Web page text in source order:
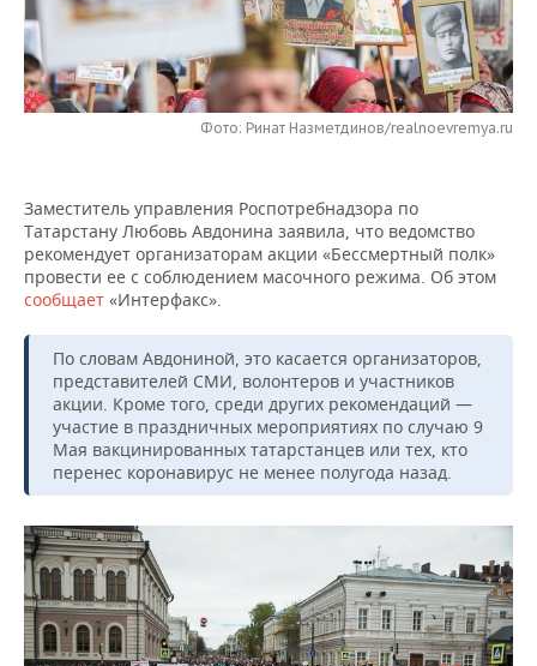
НЕФТЕХИМИЯ
НЕФТЬ
ОПК
РОЗНИЧНАЯ ТОРГОВЛЯ
ТРАНСПОРТ
НОВОСТИ ТЕХНОЛОГИЙ
IT
ТЕЛЕКОММУНИКАЦИИ
МЕРОПРИЯТИЯ
НОВОСТИ МЕРОПРИЯТИЙ
БИЗНЕС-БРАНЧИ
ONLINE-КОНФЕРЕНЦИИ
СПОРТ
ФУТБОЛ
ХОККЕЙ
ВОЛЕЙБОЛ
КИБЕРСПОРТ
ФИГУРНОЕ КАТАНИЕ
ВОДНЫЕ ВИДЫ СПОРТА
ХОККЕЙ С МЯЧОМ
НОВОСТИ ОБЩЕСТВА
ВЛАСТЬ
ИСТОРИЯ
КУЛЬТУРА
МЕДИЦИНА
ОБРАЗОВАНИЕ
ПРОИСШЕСТВИЯ
ФОТОГАЛЕРЕЯ
СЮЖЕТЫ
СПИСОК ПЕРСОН
СПИСОК КОМПАНИЙ
ПОЛНАЯ ВЕРСИЯ
Фото: Ринат Назметдинов/realnoevremya.ru
Заместитель управления Роспотребнадзора по
Татарстану Любовь Авдонина заявила, что ведомство
рекомендует организаторам акции «Бессмертный полк»
провести ее с соблюдением масочного режима. Об этом
сообщает «Интерфакс».
По словам Авдониной, это касается организаторов,
представителей СМИ, волонтеров и участников
акции. Кроме того, среди других рекомендаций —
участие в праздничных мероприятиях по случаю 9
Мая вакцинированных татарстанцев или тех, кто
перенес коронавирус не менее полугода назад.